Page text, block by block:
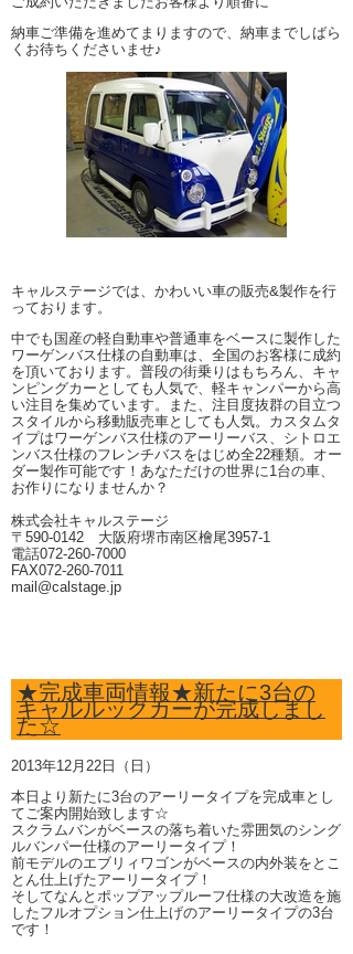
納車ご準備を進めてまりますので、納車までしばら
くお待ちくださいませ♪
キャルステージでは、かわいい車の販売&製作を行
っております。
中でも国産の軽自動車や普通車をベースに製作した
ワーゲンバス仕様の自動車は、全国のお客様に成約
を頂いております。普段の街乗りはもちろん、キャ
ンピングカーとしても人気で、軽キャンパーから高
い注目を集めています。また、注目度抜群の目立つ
スタイルから移動販売車としても人気。カスタムタ
イプはワーゲンバス仕様のアーリーバス、シトロエ
ンバス仕様のフレンチバスをはじめ全22種類。オー
ダー製作可能です！あなただけの世界に1台の車、
お作りになりませんか？
株式会社キャルステージ
〒590-0142 大阪府堺市南区檜尾3957-1
電話072-260-7000
FAX072-260-7011
mail@calstage.jp
★完成車両情報★新たに3台の
キャルルックカーが完成しまし
た☆
2013年12月22日（日）
本日より新たに3台のアーリータイプを完成車とし
てご案内開始致します☆
スクラムバンがベースの落ち着いた雰囲気のシング
ルバンパー仕様のアーリータイプ！
前モデルのエブリィワゴンがベースの内外装をとこ
とん仕上げたアーリータイプ！
そしてなんとポップアップルーフ仕様の大改造を施
したフルオプション仕上げのアーリータイプの3台
です！